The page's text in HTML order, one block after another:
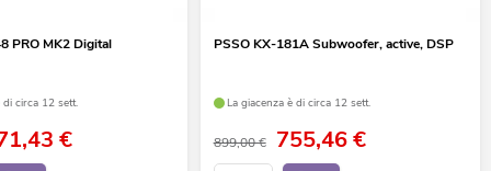
PRO MK2 Digital
di circa 12 sett.
€
PSSO KX-181A Subwoofer, active, DSP
La giacenza è di circa 12 sett.
899,00 € 755,46€